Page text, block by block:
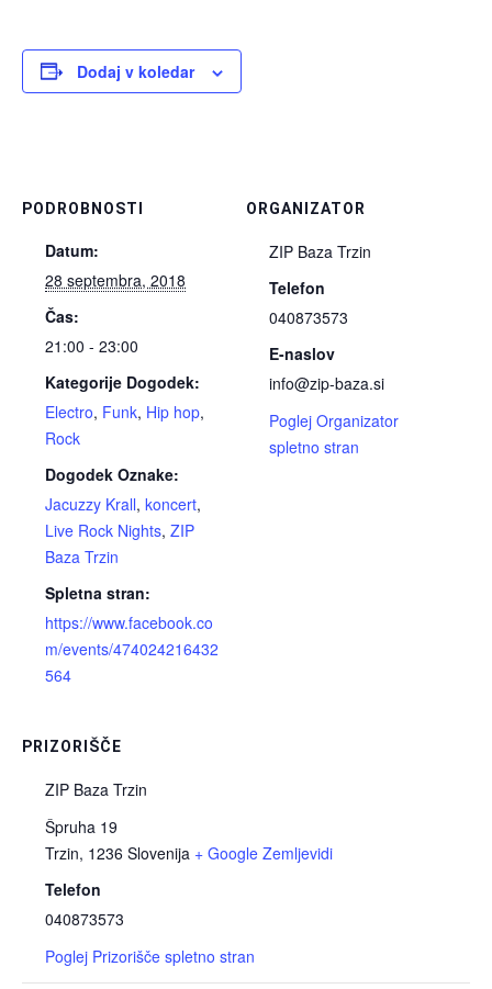
Dodaj v koledar
PODROBNOSTI
Datum:
28 septembra, 2018
Čas:
21:00 - 23:00
Kategorije Dogodek:
Electro, Funk, Hip hop,
Rock
Dogodek Oznake:
Jacuzzy Krall, koncert,
Live Rock Nights, ZIP
Baza Trzin
Spletna stran:
https://www.facebook.co
m/events/474024216432
564
PRIZORIŠČE
ZIP Baza Trzin
Špruha 19
Trzin, 1236 Slovenija + Google Zemljevidi
Telefon
040873573
Poglej Prizorišče spletno stran
ORGANIZATOR
ZIP Baza Trzin
Telefon
040873573
E-naslov
info@zip-baza.si
Poglej Organizator
spletno stran